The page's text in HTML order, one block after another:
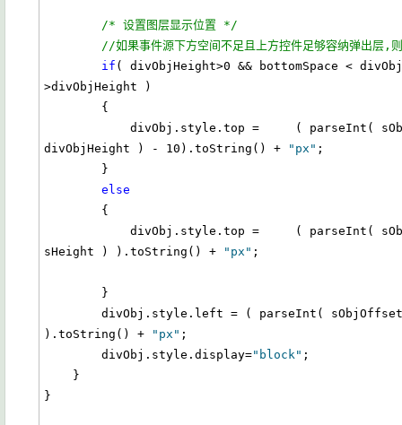
/* 设置图层显示位置 */
//如果事件源下方空间不足且上方控件足够容纳弹出层,
if ( divObjHeight>0 && bottomSpace <
>divObjHeight )
divObjHeight ) - 10).toString() +
"px" ;
else
sHeight ) ).toString() +
"px" ;
).toString() +
"px" ;
        divObj.style.display=
"block" ;
}